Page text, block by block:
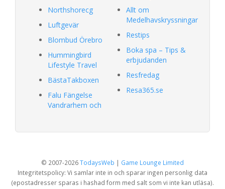
Northshorecg
Luftgevär
Blombud Örebro
Hummingbird
Lifestyle Travel
BästaTakboxen
Falu Fängelse
Vandrarhem och
Allt om
Medelhavskryssningar
Restips
Boka spa – Tips &
erbjudanden
Resfredag
Resa365.se
© 2007-2026TodaysWeb | Game Lounge Limited
Integritetspolicy: Vi samlar inte in och sparar ingen personlig data
(epostadresser sparas i hashad form med salt som vi inte kan utläsa).